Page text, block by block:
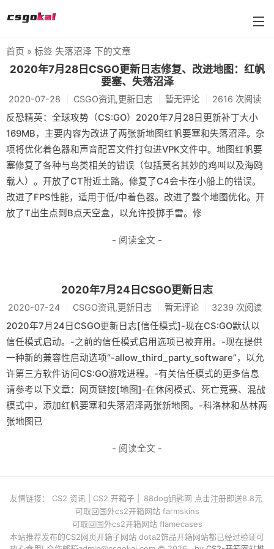
farmskins
88dog
flamecases
88hash-jp
首页 » 标签 失落沼泽 下的文章
2020年7月28日CSGO更新日志修复、改进地图：红帆
要塞、失落沼泽
2020-07-28 CSGO资讯,更新日志 暂无评论 2616 次阅读
反恐精英：全球攻势（CS:GO）2020年7月28日更新补丁大小
169MB，主要内容为改进了两张新地图红帆要塞和失落沼泽。杂
项将优化着色器和声音配置文件打包进VPK文件中。地图红帆要
塞修复了各种与鸟类相关的错误（包括莫名其妙的鸡叫以及海鸥
载人）。开放了CT附近土路。修复了C4会卡在小船上的错误。
改进了FPS性能，适用于低/中着色器。改进了整个地图优化。开
放了T出生点到B点天空盒，以允许投掷手雷。修
- 阅读全文 -
2020年7月24日CSGO更新日志
2020-07-24 CSGO资讯,更新日志 暂无评论 3239 次阅读
2020年7月24日CSGO更新日志[信任模式]-现在CS:GO默认以
信任模式启动。-之前的信任模式启用选项已被弃用。-现在提供
一种新的兼容性启动选项“-allow_third_party_software”，以允
许第三方软件访问CS:GO游戏进程。-有关信任模式的更多信息
请参考以下文章：网页链接[地图]-在休闲模式、死亡竞赛、混战
模式中，添加红帆要塞和失落沼泽两张新地图。-科洛林和丛林两
张地图已
- 阅读全文 -
友情链接： CS2 资讯 CS2 开箱子
88dog钥匙网 点击注册即送8.8元
可取回国外cs2开箱网站 farmskins
可取回国外cs2开箱网站 flamecases
本站推荐发布的CS2网页开箱子网站 dota2饰品开箱网站都已经过验证可